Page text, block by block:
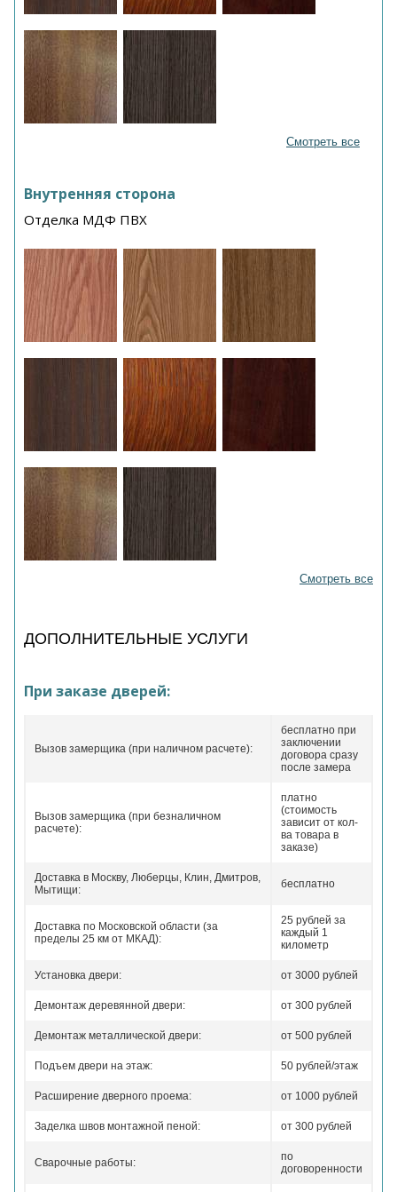
Смотреть все
Внутренняя сторона
Отделка МДФ ПВХ
Смотреть все
ДОПОЛНИТЕЛЬНЫЕ УСЛУГИ
При заказе дверей:
Вызов замерщика (при наличном расчете):
бесплатно при
заключении
договора сразу
после замера
Вызов замерщика (при безналичном
расчете):
платно
(стоимость
зависит от кол-
ва товара в
заказе)
Доставка в Москву, Люберцы, Клин, Дмитров,
Мытищи:
бесплатно
Доставка по Московской области (за
пределы 25 км от МКАД):
25 рублей за
каждый 1
километр
Установка двери: от 3000 рублей
Демонтаж деревянной двери: от 300 рублей
Демонтаж металлической двери: от 500 рублей
Подъем двери на этаж: 50 рублей/этаж
Расширение дверного проема: от 1000 рублей
Заделка швов монтажной пеной: от 300 рублей
Сварочные работы:
по
договоренности